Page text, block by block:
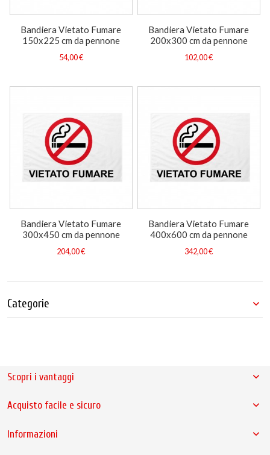
Bandiera Vietato Fumare
150x225 cm da pennone
54,00 €
Bandiera Vietato Fumare
200x300 cm da pennone
102,00 €
Bandiera Vietato Fumare
300x450 cm da pennone
204,00 €
Bandiera Vietato Fumare
400x600 cm da pennone
342,00 €
Categorie
Scopri i vantaggi
Acquisto facile e sicuro
Informazioni